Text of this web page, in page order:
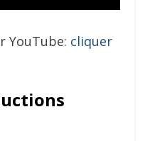
YouTube: cliquer